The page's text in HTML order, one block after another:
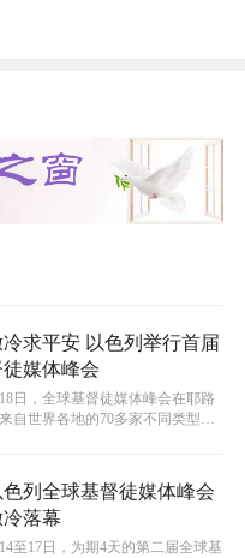
求平安 以色列举行首届
媒体峰会
日，全球基督徒媒体峰会在耶路
自世界各地的70多家不同类型的
列全球基督徒媒体峰会
落幕
至17日，为期4天的第二届全球基